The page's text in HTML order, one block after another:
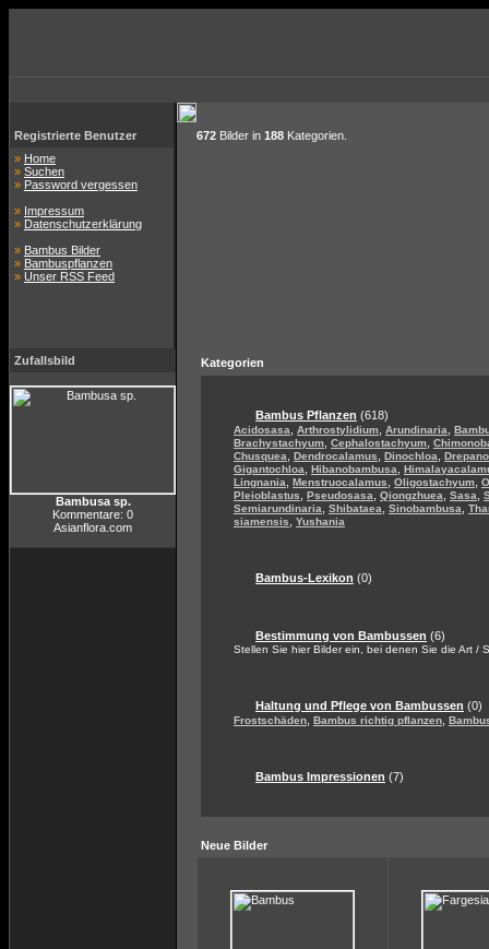
Registrierte Benutzer
» Home
» Suchen
» Password vergessen
» Impressum
» Datenschutzerklärung
» Bambus Bilder
» Bambuspflanzen
» Unser RSS Feed
Zufallsbild
Bambusa sp.
Kommentare: 0
Asianflora.com
672 Bilder in 188 Kategorien.
Kategorien
Bambus Pflanzen (618)
Acidosasa Arthrostylidium Arundinaria
Brachystachyum Cephalostachyum
Chusquea
Dendrocalamus Dinochloa
Gigantochloa
Hibanobambusa
Lingnania
Menstruocalamus Oligostachyum
Pleioblastus
Pseudosasa Qiongzhuea Sasa
Semiarundinaria
Shibataea Sinobambusa
siamensis
Yushania
Bambus-Lexikon (0)
Bestimmung von Bambussen (6)
Stellen Sie hier Bilder ein, bei denen Sie die Art /
Haltung und Pflege von Bambussen (0)
Frostschäden Bambus richtig pflanzen
Bambus Impressionen (7)
Neue Bilder